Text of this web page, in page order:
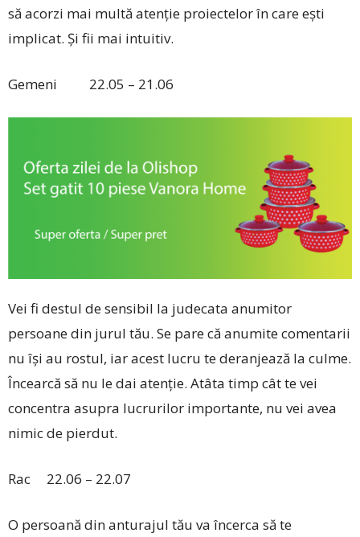
să acorzi mai multă atenție proiectelor în care ești
implicat. Și fii mai intuitiv.
Gemeni 22.05 – 21.06
Vei fi destul de sensibil la judecata anumitor
persoane din jurul tău. Se pare că anumite comentarii
nu își au rostul, iar acest lucru te deranjează la culme.
Încearcă să nu le dai atenție. Atâta timp cât te vei
concentra asupra lucrurilor importante, nu vei avea
nimic de pierdut.
Rac 22.06 – 22.07
O persoană din anturajul tău va încerca să te